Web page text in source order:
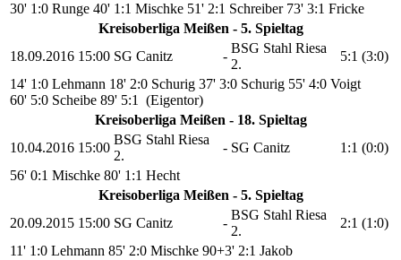
30' 1:0 Runge 40' 1:1 Mischke 51' 2:1 Schreiber 73' 3:1 Fricke
Kreisoberliga Meißen - 5. Spieltag
18.09.2016 15:00 SG Canitz -
BSG Stahl Riesa
2.
5:1 (3:0)
14' 1:0 Lehmann 18' 2:0 Schurig 37' 3:0 Schurig 55' 4:0 Voigt
60' 5:0 Scheibe 89' 5:1 (Eigentor)
Kreisoberliga Meißen - 18. Spieltag
10.04.2016 15:00
BSG Stahl Riesa
2.
- SG Canitz
1:1 (0:0)
56' 0:1 Mischke 80' 1:1 Hecht
Kreisoberliga Meißen - 5. Spieltag
20.09.2015 15:00 SG Canitz -
BSG Stahl Riesa
2.
2:1 (1:0)
11' 1:0 Lehmann 85' 2:0 Mischke 90+3' 2:1 Jakob